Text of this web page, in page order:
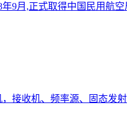
9月,正式取得中国民用航
接收机、频率源、固态发